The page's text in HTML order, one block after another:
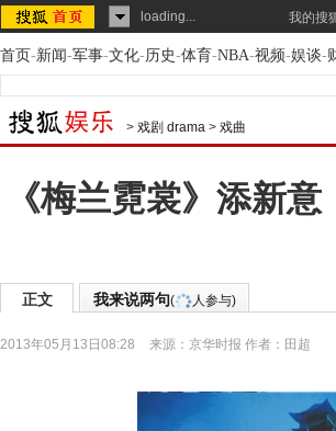
loading... 我的搜
首页-新闻-军事-文化-历史-体育-NBA-视频-娱谈-
> 戏剧 drama > 戏曲
《梅兰霓裳》添新
正文 我来说两句( 人参与)
2013年05月13日08:28 来源： 京华时报 作者：田超